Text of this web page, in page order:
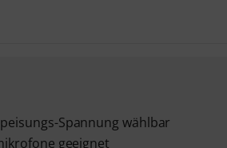
Spannung wählbar
geeignet